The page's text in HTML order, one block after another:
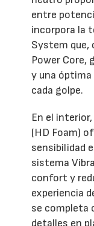
entre
incorpora la
System que,
Power Core,
y una
cada golpe.
En el
(HD Foam)
sensibilidad
sistema
confort y
experiencia
se completa